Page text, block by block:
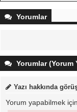
Yorumlar
Yorumlar (Yorum
Yazı hakkında
Yorum yapabilmek için